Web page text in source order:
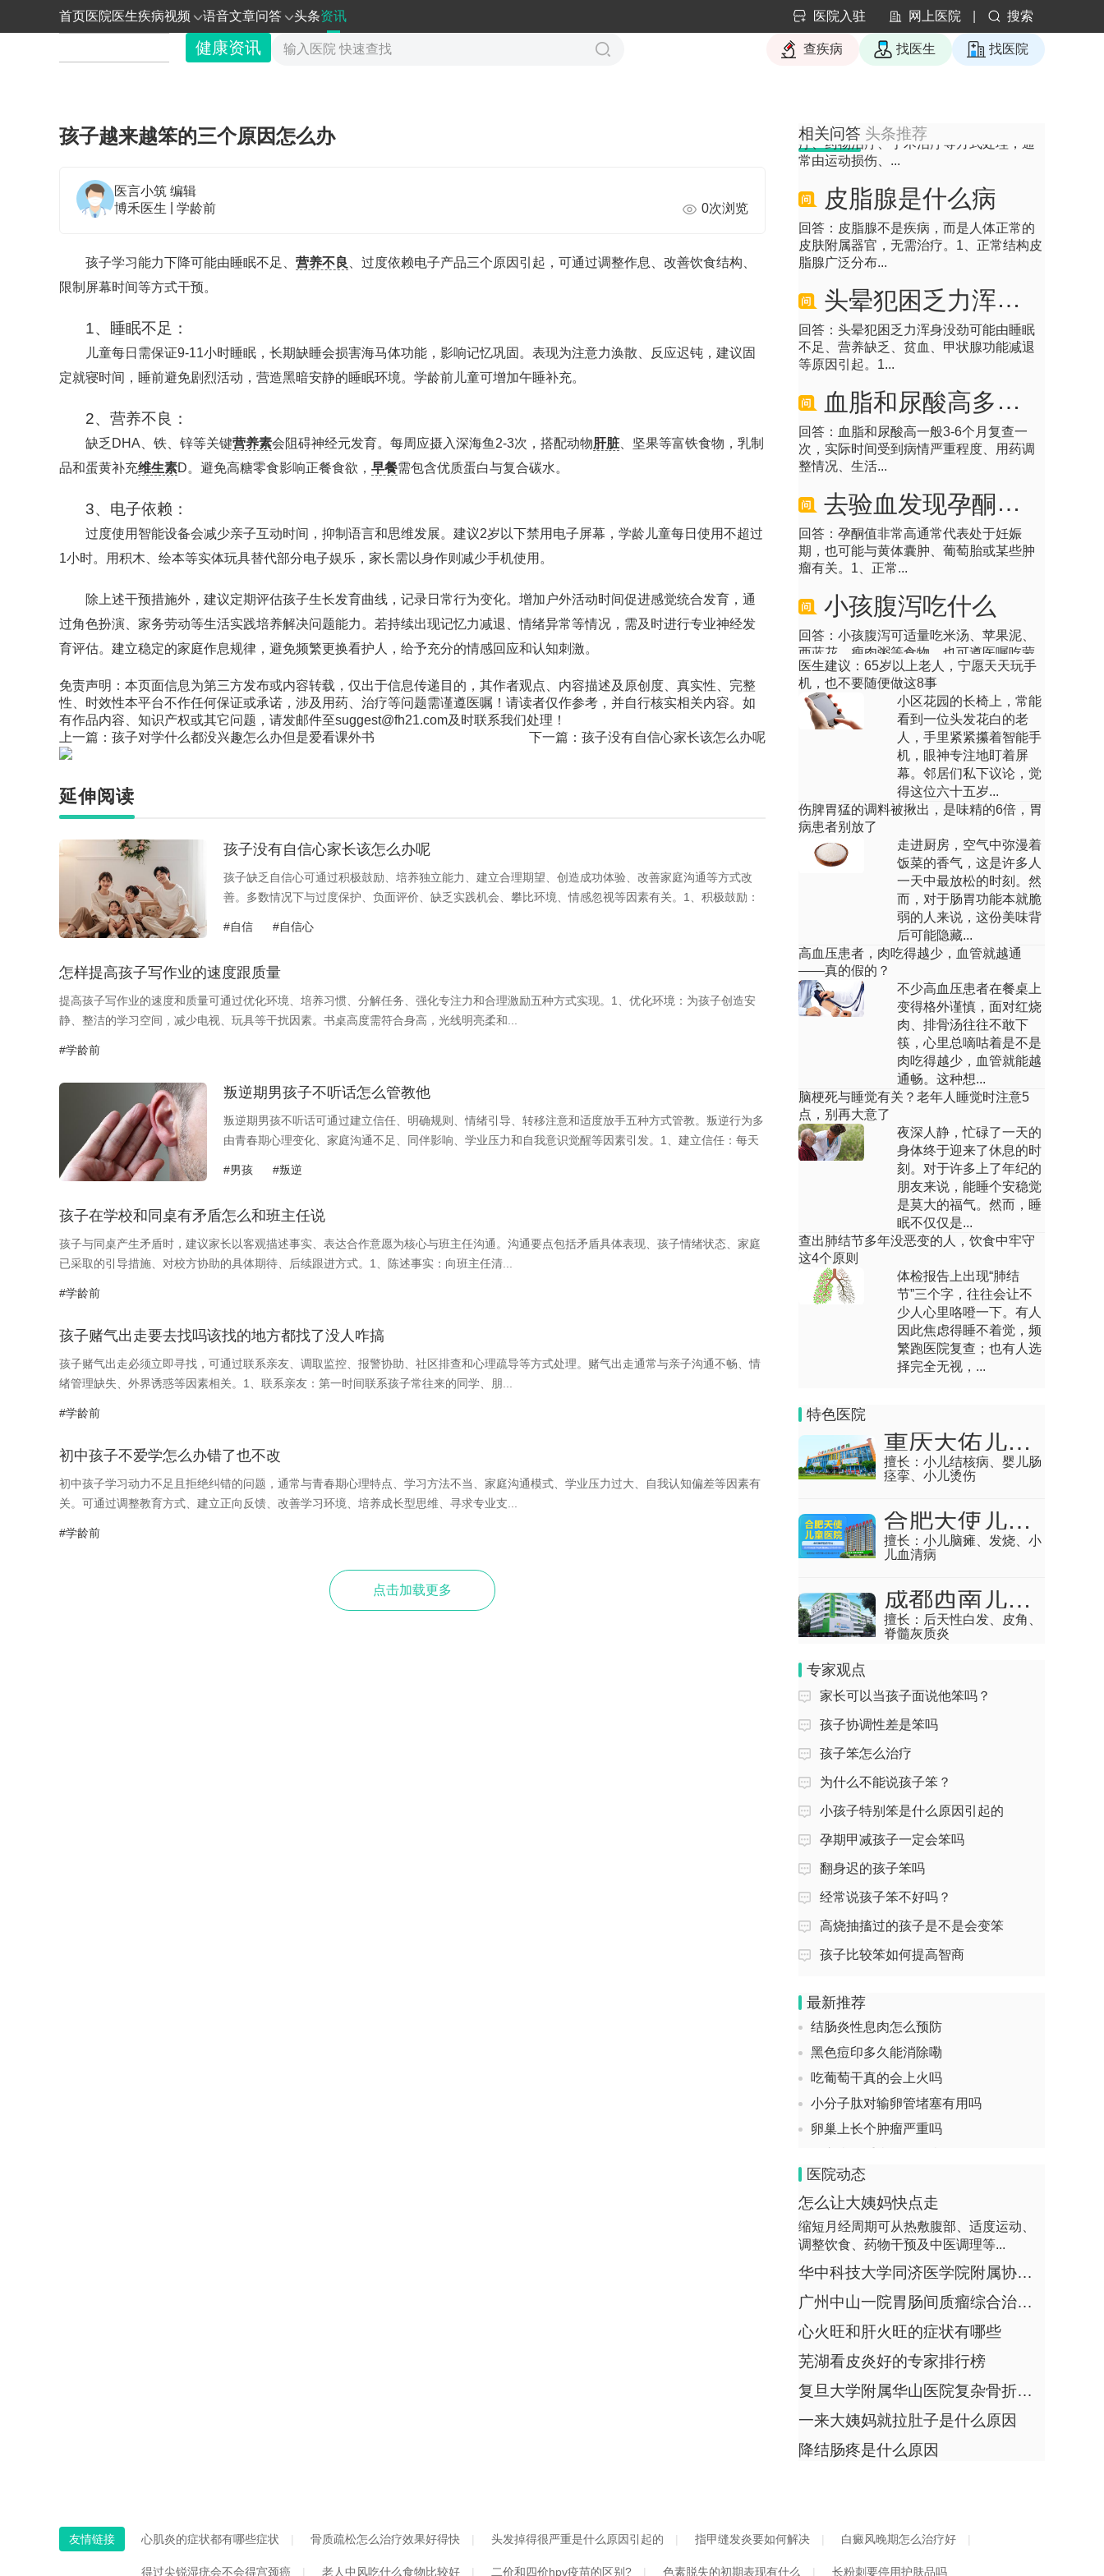
首页医院医生疾病视频 语音文章问答 头条资讯 医院入驻 网上医院 搜索
健康资讯 查疾病 找医生 找医院
孩子越来越笨的三个原因怎么办
医言小筑 编辑
博禾医生
学龄前 0次浏览
孩子学习能力下降可能由睡眠不足、 营养不良
、过度依赖电子产品三个原因引起，可通过调整作息、改善饮食结构、
限制屏幕时间等方式干预。
1、睡眠不足：
儿童每日需保证9-11小时睡眠，长期缺睡会损害海马体功能，影响记忆巩固。表现为注意力涣散、反应迟钝，建议固
定就寝时间，睡前避免剧烈活动，营造黑暗安静的睡眠环境。学龄前儿童可增加午睡补充。
2、营养不良：
缺乏DHA、铁、锌等关键营养素会阻碍神经元发育。每周应摄入深海鱼2-3次，搭配动物肝脏 、坚果等富铁食物，乳制
品和蛋黄补充维生素D。避免高糖零食影响正餐食欲， 早餐需包含优质蛋白与复合碳水。
3、电子依赖：
过度使用智能设备会减少亲子互动时间，抑制语言和思维发展。建议2岁以下禁用电子屏幕，学龄儿童每日使用不超过
1小时。用积木、绘本等实体玩具替代部分电子娱乐，家长需以身作则减少手机使用。
除上述干预措施外，建议定期评估孩子生长发育曲线，记录日常行为变化。增加户外活动时间促进感觉统合发育，通
过角色扮演、家务劳动等生活实践培养解决问题能力。若持续出现记忆力减退、情绪异常等情况，需及时进行专业神经发
育评估。建立稳定的家庭作息规律，避免频繁更换看护人，给予充分的情感回应和认知刺激。
免责声明：本页面信息为第三方发布或内容转载，仅出于信息传递目的，其作者观点、内容描述及原创度、真实性、完整
性、时效性本平台不作任何保证或承诺，涉及用药、治疗等问题需谨遵医嘱！请读者仅作参考，并自行核实相关内容。如
有作品内容、知识产权或其它问题，请发邮件至suggest@fh21.com及时联系我们处理！
上一篇： 孩子对学什么都没兴趣怎么办但是爱看课外书 下一篇： 孩子没有自信心家长该怎么办呢
延伸阅读
孩子没有自信心家长该怎么办呢
孩子缺乏自信心可通过积极鼓励、培养独立能力、建立合理期望、创造成功体验、改善家庭沟通等方式改
善。多数情况下与过度保护、负面评价、缺乏实践机会、攀比环境、情感忽视等因素有关。1、积极鼓励：
#自信 #自信心
怎样提高孩子写作业的速度跟质量
提高孩子写作业的速度和质量可通过优化环境、培养习惯、分解任务、强化专注力和合理激励五种方式实现。1、优化环境：为孩子创造安
静、整洁的学习空间，减少电视、玩具等干扰因素。书桌高度需符合身高，光线明亮柔和...
#学龄前
叛逆期男孩子不听话怎么管教他
叛逆期男孩不听话可通过建立信任、明确规则、情绪引导、转移注意和适度放手五种方式管教。叛逆行为多
由青春期心理变化、家庭沟通不足、同伴影响、学业压力和自我意识觉醒等因素引发。1、建立信任：每天
#男孩 #叛逆
孩子在学校和同桌有矛盾怎么和班主任说
孩子与同桌产生矛盾时，建议家长以客观描述事实、表达合作意愿为核心与班主任沟通。沟通要点包括矛盾具体表现、孩子情绪状态、家庭
已采取的引导措施、对校方协助的具体期待、后续跟进方式。1、陈述事实：向班主任清...
#学龄前
孩子赌气出走要去找吗该找的地方都找了没人咋搞
孩子赌气出走必须立即寻找，可通过联系亲友、调取监控、报警协助、社区排查和心理疏导等方式处理。赌气出走通常与亲子沟通不畅、情
绪管理缺失、外界诱惑等因素相关。1、联系亲友：第一时间联系孩子常往来的同学、朋...
#学龄前
初中孩子不爱学怎么办错了也不改
初中孩子学习动力不足且拒绝纠错的问题，通常与青春期心理特点、学习方法不当、家庭沟通模式、学业压力过大、自我认知偏差等因素有
关。可通过调整教育方式、建立正向反馈、改善学习环境、培养成长型思维、寻求专业支...
#学龄前
点击加载更多
相关问答 头条推荐
回答：女性小腹部疼痛可挂妇科、泌尿外
科、消化内科、普外科，常见原因包括盆
腔炎、尿路感染...
疗、药物治疗、手术治疗等方式处理，通
常由运动损伤、...
皮脂腺是什么病
皮肤附属器官，无需治疗。1、正常结构皮
脂腺广泛分布...
头晕犯困乏力浑身没劲是什么原因引起的
不足、营养缺乏、贫血、甲状腺功能减退
等原因引起。1...
血脂和尿酸高多久复查一次
次，实际时间受到病情严重程度、用药调
整情况、生活...
去验血发现孕酮值非常高孕酮高代表什么
期，也可能与黄体囊肿、葡萄胎或某些肿
瘤有关。1、正常...
小孩腹泻吃什么
西蓝花、瘦肉粥等食物，也可遵医嘱吃蒙
脱石散、口服补...
鼻咽拭子怎么采集
回答：鼻咽拭子采集需由专业人员操作，
主要步骤包括体位准备、测量距离、插入
拭子、旋转取样...
右手小指关节痛怎么回事
回答：右手小指关节痛可能由外伤劳损、
寒冷刺激、腱鞘炎、类风湿关节炎等原因
引起，可通过休...
眼角痣可以去掉吗
回答：眼角痣多数情况可以通过医疗手段
去除，主要方法有激光治疗、手术切除、
冷冻疗法、电灼...
肛门指检是不是特别疼
回答：肛门指检多数情况下仅有轻微不适
感，并非特别疼痛，主要影响因素有心理
紧张程度、医生...
肾结石患者反复发烧怎么办
回答：肾结石患者反复发烧需立即就医，
主要应对方式有抗感染治疗、解除梗阻、
补充水分、物理...
肾积肾积水会引起尿毒症吗
回答：肾积水多数情况下不会直接引起尿
毒症，但长期严重梗阻可能导致肾功能衰
竭。主要影响因...
胎儿足内翻是什么原因造成的
回答：胎儿足内翻可能由遗传因素、羊水
过少、神经肌肉疾病、骨骼发育异常等原
专治尿毒症的方法
回答：专治尿毒症的方法主要有血液透
析、腹膜透析、药物治疗、肾移植。1、血
液透析利用机器...
后半夜肚子疼怎么回事
回答：后半夜肚子疼可能由晚餐过饱、腹
部受凉、胃肠功能紊乱、消化性溃疡等原
不晒太阳皮肤越来越黑怎么回事
回答：不晒太阳皮肤越来越黑可能由内分
泌失调、慢性肝病、药物副作用、肾上腺
皮质功能减退等...
肾结石止疼妙招
回答：肾结石疼痛需及时就医，缓解方法
主要有热敷腰部、调整体位、适量饮水、
遵医嘱用药。1...
经常不吃早饭容易得胆结石吗
回答：经常不吃早饭确实会增加患胆结石
的概率，主要影响因素有胆汁淤积、胆固
胳膊酸怎么是怎么回事
回答：胳膊酸可能由肌肉劳损、姿势不
良、颈椎病、肩周炎等原因引起，可通过
女性小腹部疼痛应该挂哪个科
回答：女性小腹部疼痛可挂妇科、泌尿外
科、消化内科、普外科，常见原因包括盆
腔炎、尿路感染...
肌腱撕裂怎么办
回答：肌腱撕裂可通过休息制动、物理治
疗、药物治疗、手术治疗等方式处理，通
皮脂腺是什么病
回答：皮脂腺不是疾病，而是人体正常的
皮肤附属器官，无需治疗。1、正常结构皮
头晕犯困乏力浑身没劲是什么原因引起的
回答：头晕犯困乏力浑身没劲可能由睡眠
不足、营养缺乏、贫血、甲状腺功能减退
等原因引起。1...
血脂和尿酸高多久复查一次
回答：血脂和尿酸高一般3-6个月复查一
医生建议：65岁以上老人，宁愿天天玩手
机，也不要随便做这8事
小区花园的长椅上，常能
看到一位头发花白的老
人，手里紧紧攥着智能手
机，眼神专注地盯着屏
幕。邻居们私下议论，觉
得这位六十五岁...
伤脾胃猛的调料被揪出，是味精的6倍，胃
病患者别放了
走进厨房，空气中弥漫着
饭菜的香气，这是许多人
一天中最放松的时刻。然
而，对于肠胃功能本就脆
弱的人来说，这份美味背
后可能隐藏...
高血压患者，肉吃得越少，血管就越通
——真的假的？
不少高血压患者在餐桌上
变得格外谨慎，面对红烧
肉、排骨汤往往不敢下
筷，心里总嘀咕着是不是
肉吃得越少，血管就能越
通畅。这种想...
脑梗死与睡觉有关？老年人睡觉时注意5
点，别再大意了
夜深人静，忙碌了一天的
身体终于迎来了休息的时
刻。对于许多上了年纪的
朋友来说，能睡个安稳觉
是莫大的福气。然而，睡
眠不仅仅是...
查出肺结节多年没恶变的人，饮食中牢守
这4个原则
体检报告上出现“肺结
节”三个字，往往会让不
少人心里咯噔一下。有人
因此焦虑得睡不着觉，频
繁跑医院复查；也有人选
择完全无视，...
特色医院
重庆天佑儿童医院
擅长： 小儿结核病、婴儿肠
痉挛、小儿烫伤
合肥天使儿童医院
擅长： 小儿脑瘫、发烧、小
儿血清病
成都西南儿童康复医院
擅长： 后天性白发、皮角、
脊髓灰质炎
专家观点
家长可以当孩子面说他笨吗？
孩子协调性差是笨吗
孩子笨怎么治疗
为什么不能说孩子笨？
小孩子特别笨是什么原因引起的
孕期甲减孩子一定会笨吗
翻身迟的孩子笨吗
经常说孩子笨不好吗？
高烧抽搐过的孩子是不是会变笨
孩子比较笨如何提高智商
最新推荐
糖尿病血糖高吃什么药可以降血糖
八个月的宝宝如何饮食
什么是宫颈黏液
为什么起粉刺
吃槟榔晕了吃什么解
胎儿杀手之帆状胎盘--什么是帆状胎盘
婴儿需要补充维生素吗
子宫内膜增殖症症状有什么
产妇月子期间小胳膊疼怎么办
丹栀逍遥丸和加味逍遥丸有区别吗
孕妇血糖高会不会得糖尿病
新生儿面部及眼睛发黄怎么回事
怀孕20周胎儿发育的情况
股癣可以用酒精消毒吗
医院动态
怎么让大姨妈快点走
缩短月经周期可从热敷腹部、适度运动、
调整饮食、药物干预及中医调理等...
华中科技大学同济医学院附属协和医院高血脂代谢调控治疗专家有哪些
广州中山一院胃肠间质瘤综合治疗好的专家
心火旺和肝火旺的症状有哪些
芜湖看皮炎好的专家排行榜
复旦大学附属华山医院复杂骨折经验丰富的专家
一来大姨妈就拉肚子是什么原因
降结肠疼是什么原因
友情链接 心肌炎的症状都有哪些症状 骨质疏松怎么治疗效果好得快 头发掉得很严重是什么原因引起的 指甲缝发炎要如何解决 白癜风晚期怎么治疗好
得过尖锐湿疣会不会得宫颈癌 老人中风吃什么食物比较好 二价和四价hpv疫苗的区别? 色素脱失的初期表现有什么 长粉刺要停用护肤品吗